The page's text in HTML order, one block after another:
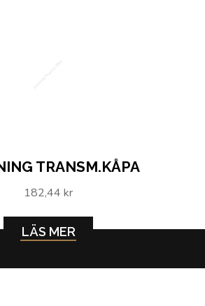
TRANSM.KÅPA
182,44 kr
LÄS MER